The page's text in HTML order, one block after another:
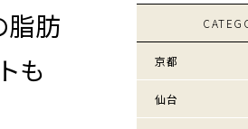
脂肪
も
京都
仙台